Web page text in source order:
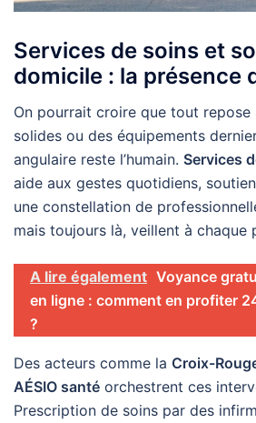
Services de soins et
domicile : la présence
On pourrait croire que tout repose
solides ou des équipements
angulaire reste l’humain. Services
aide aux gestes quotidiens,
une constellation de
mais toujours là, veillent à chaque
A lire également Voyance
en ligne : comment en profiter
?
Des acteurs comme la Croix-
AÉSIO santé orchestrent ces
Prescription de soins par des